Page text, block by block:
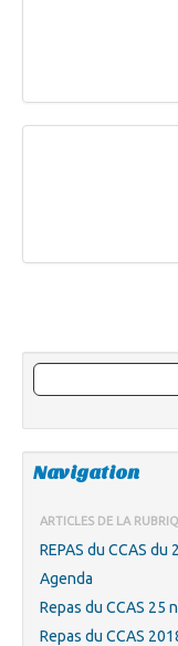
Navigation
ARTICLES DE LA
REPAS du CCAS du
Agenda
Repas du CCAS 25
Repas du CCAS